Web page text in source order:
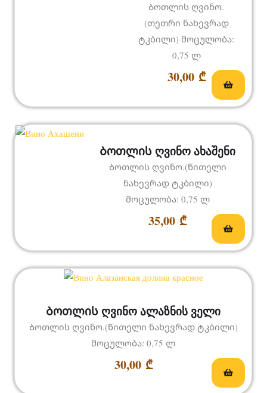
30,00 ₾
Ბოთლის ღვინო.
(თეთრი ნახევრად
ტკბილი) მოცულობა:
0,75 ლ
Ბოთლის ღვინო ახაშენი
35,00 ₾
Ბოთლის ღვინო.(წითელი
ნახევრად ტკბილი)
მოცულობა: 0,75 ლ
Ბოთლის ღვინო ალაზნის ველი
30,00 ₾
Ბოთლის ღვინო.(წითელი ნახევრად ტკბილი)
მოცულობა: 0,75 ლ